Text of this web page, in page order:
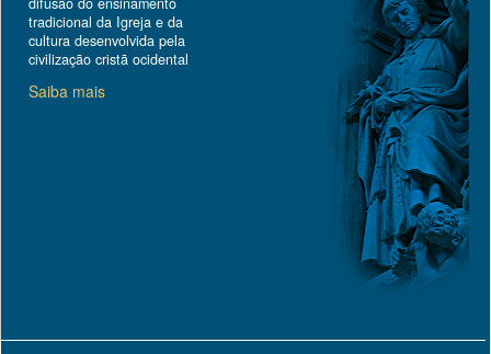
tradicional da Igreja e da
cultura desenvolvida pela
civilização cristã ocidental
Saiba mais